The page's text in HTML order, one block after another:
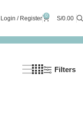
Login / Register 0 S/0.00
Filters